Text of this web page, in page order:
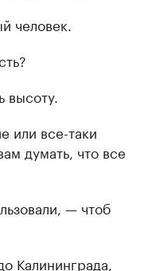
человек.
высоту.
или все-таки
думать, что все
— чтоб
Калининграда,